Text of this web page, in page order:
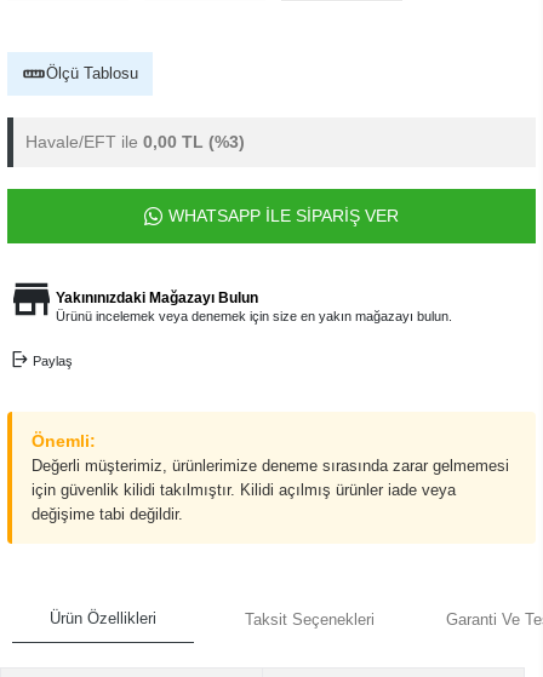
Ölçü Tablosu
Havale/EFT ile 0,00 TL (%3)
WHATSAPP İLE SİPARİŞ VER
Yakınınızdaki Mağazayı Bulun
Ürünü incelemek veya denemek için size en yakın mağazayı bulun.
Paylaş
Önemli:
Değerli müşterimiz, ürünlerimize deneme sırasında zarar gelmemesi
için güvenlik kilidi takılmıştır. Kilidi açılmış ürünler iade veya
değişime tabi değildir.
Ürün Özellikleri Taksit Seçenekleri Garanti Ve